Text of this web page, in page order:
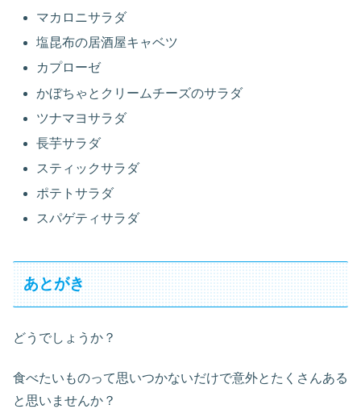
マカロニサラダ
塩昆布の居酒屋キャベツ
カプローゼ
かぼちゃとクリームチーズのサラダ
ツナマヨサラダ
長芋サラダ
スティックサラダ
ポテトサラダ
スパゲティサラダ
あとがき
どうでしょうか？
食べたいものって思いつかないだけで意外とたくさんある
と思いませんか？